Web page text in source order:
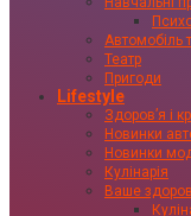
Автомобіль
Театр
Пригоди
Lifestyle
Здоровʼя і
Новинки
Новинки
Кулінарія
Ваше